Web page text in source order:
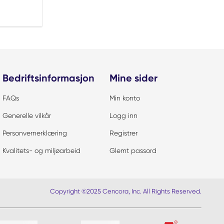
Bedriftsinformasjon
FAQs
Generelle vilkår
Personvernerklæring
Kvalitets- og miljøarbeid
Mine sider
Min konto
Logg inn
Registrer
Glemt passord
Copyright ©2025 Cencora, Inc. All Rights Reserved.